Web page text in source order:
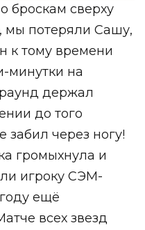
броскам сверху
мы потеряли Сашу,
к тому времени
минутки на
держал
до того
забил через ногу!
громыхнула и
игроку СЭМ-
ещё
всех звезд